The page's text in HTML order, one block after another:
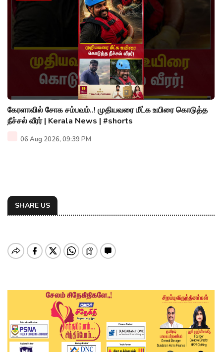
கேரளாவில் சோக சம்பவம்..! முதியவரை மீட்க உயிரை கொடுத்த
நீச்சல் வீரர் | Kerala News | #shorts
06 Aug 2026, 09:39 PM
SHARE US